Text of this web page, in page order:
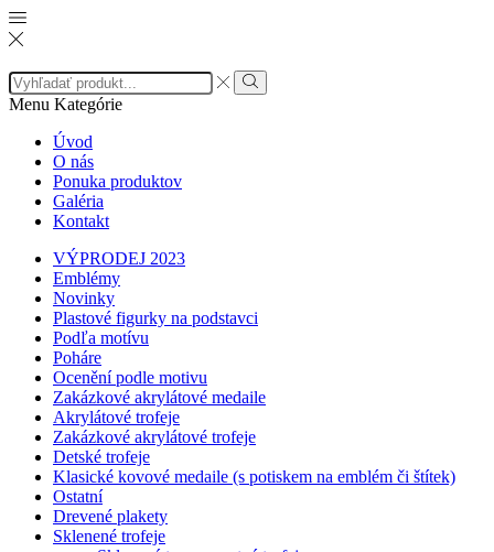
Search
input
Search
Menu Kategórie
Úvod
O nás
Ponuka produktov
Galéria
Kontakt
VÝPRODEJ 2023
Emblémy
Novinky
Plastové figurky na podstavci
Podľa motívu
Poháre
Ocenění podle motivu
Zakázkové akrylátové medaile
Akrylátové trofeje
Zakázkové akrylátové trofeje
Detské trofeje
Klasické kovové medaile (s potiskem na emblém či štítek)
Ostatní
Drevené plakety
Sklenené trofeje